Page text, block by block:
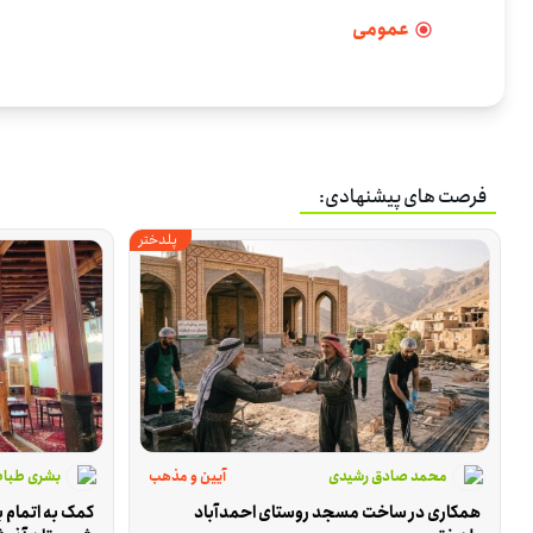
عمومی
فرصت های پیشنهادی:
پلدختر
محمد صادق رشیدی آیین و مذهب بشری